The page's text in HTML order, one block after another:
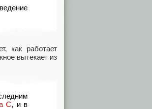
как работает
вытекает из
С, и в